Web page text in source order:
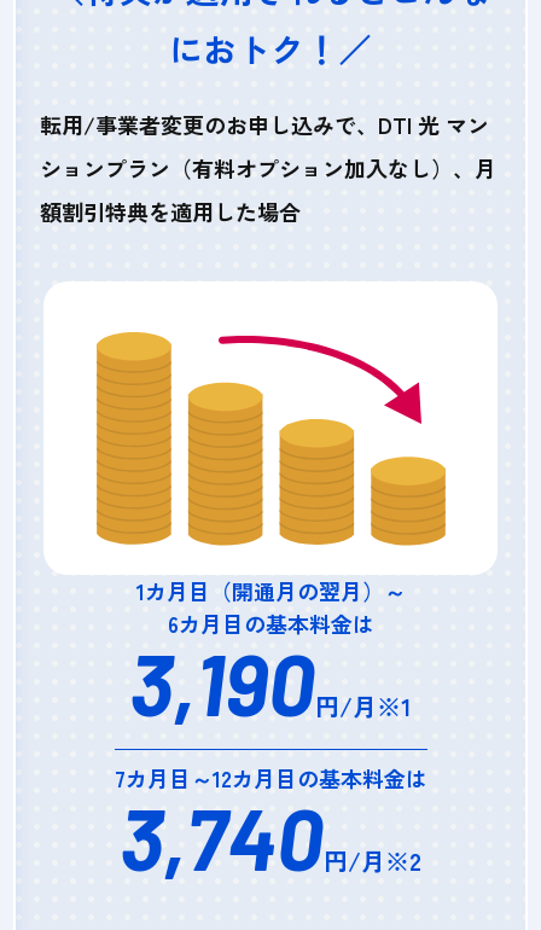
におトク！／
転用/事業者変更のお申し込みで、DTI 光 マン
ションプラン（有料オプション加入なし）、月
額割引特典を適用した場合
1カ月目（開通月の翌月）～
6カ月目の基本料金は
3,190円/月※1
7カ月目～12カ月目の基本料金は
3,740円/月※2